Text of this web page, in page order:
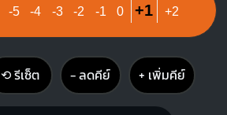
-5 -4 -3 -2 -1 0 +1 +2
⟲ รีเซ็ต − ลดคีย์ + เพิ่มคีย์